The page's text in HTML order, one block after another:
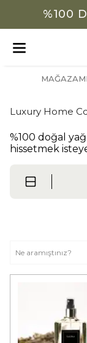
%100
Luxury Home
%100 doğal
hissetmek